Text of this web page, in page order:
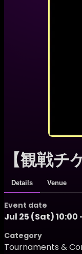
【観戦
Details Venue
Event date
Jul 25 (Sat) 10:00
Category
Tournaments &